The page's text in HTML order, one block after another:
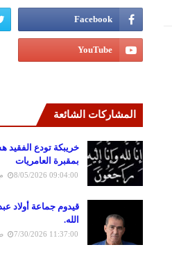
المشاركات الشائعة
خريبكة تودع الفقيد
بمقبرة العامريات
8/05/2026 09:04:00 م
قيدوم جماعة أولاد
الله.
7/30/2026 11:37:00 ص